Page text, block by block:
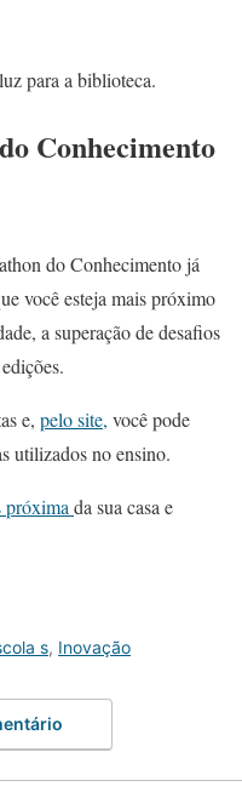
para a biblioteca.
Conhecimento
do Conhecimento já
você esteja mais próximo
a superação de desafios
e, pelo site, você pode
utilizados no ensino.
próxima da sua casa e
s, Inovação